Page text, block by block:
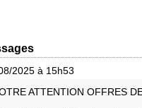
2025 à 15h53
ATTENTION OFFRES